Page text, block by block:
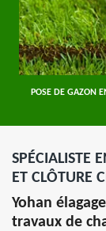
POSE DE GAZON
SPÉCIALISTE
ET CLÔTURE
Yohan
travaux de